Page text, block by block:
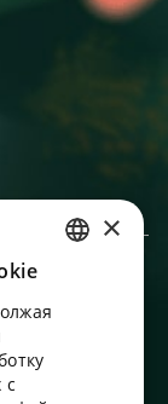
покупки и
ENGLISH
UKRAINIAN
PORTUGUESE
×
с